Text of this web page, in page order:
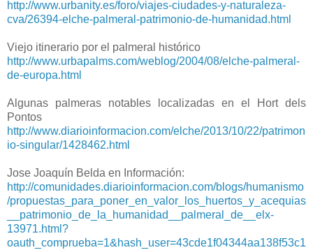
http://www.urbanity.es/foro/viajes-ciudades-y-naturaleza-
cva/26394-elche-palmeral-patrimonio-de-humanidad.html
Viejo itinerario por el palmeral histórico
http://www.urbapalms.com/weblog/2004/08/elche-palmeral-
de-europa.html
Algunas palmeras notables localizadas en el Hort dels
Pontos
http://www.diarioinformacion.com/elche/2013/10/22/patrimon
io-singular/1428462.html
Jose Joaquín Belda en Información:
http://comunidades.diarioinformacion.com/blogs/humanismo
/propuestas_para_poner_en_valor_los_huertos_y_acequias
__patrimonio_de_la_humanidad__palmeral_de__elx-
13971.html?
oauth_comprueba=1&hash_user=43cde1f04344aa138f53c1